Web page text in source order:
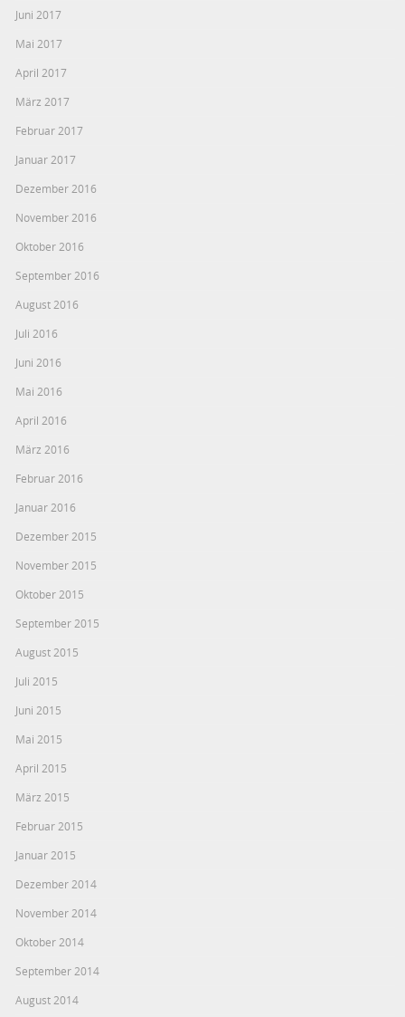
Juni 2017
Mai 2017
April 2017
März 2017
Februar 2017
Januar 2017
Dezember 2016
November 2016
Oktober 2016
September 2016
August 2016
Juli 2016
Juni 2016
Mai 2016
April 2016
März 2016
Februar 2016
Januar 2016
Dezember 2015
November 2015
Oktober 2015
September 2015
August 2015
Juli 2015
Juni 2015
Mai 2015
April 2015
März 2015
Februar 2015
Januar 2015
Dezember 2014
November 2014
Oktober 2014
September 2014
August 2014